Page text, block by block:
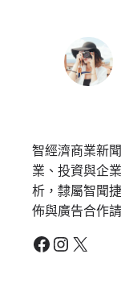
智經濟商業新
業、投資與企
析，隸屬智聞
佈與廣告合作
Facebook Instagram X